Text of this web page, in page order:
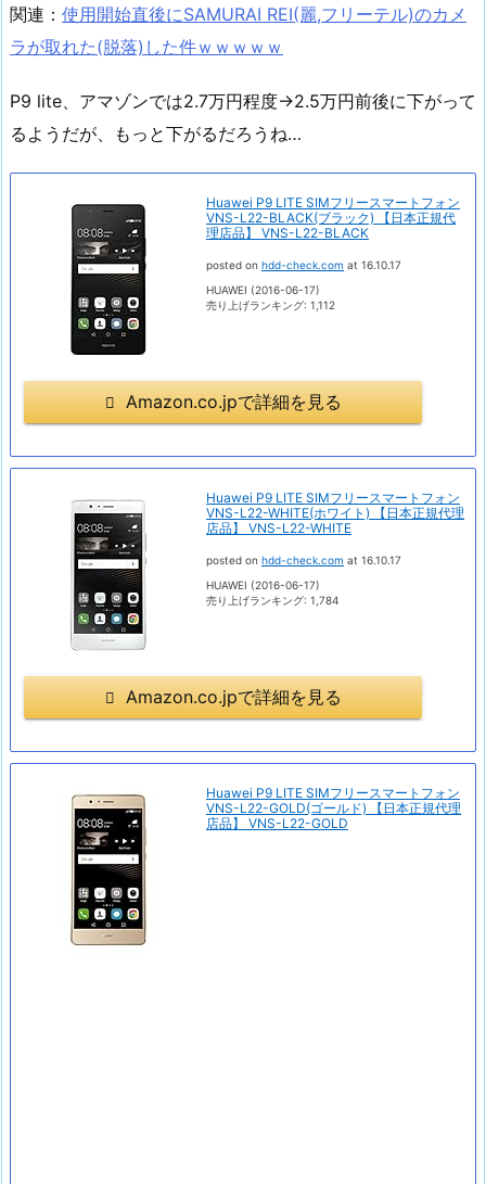
関連： 使用開始直後にSAMURAI REI(麗,フリーテル)のカメ
ラが取れた(脱落)した件ｗｗｗｗｗ
P9 lite、アマゾンでは2.7万円程度→2.5万円前後に下がって
るようだが、もっと下がるだろうね…
Huawei P9 LITE SIMフリースマートフォン
VNS-L22-BLACK(ブラック) 【日本正規代
理店品】 VNS-L22-BLACK
posted on hdd-check.com at 16.10.17
HUAWEI (2016-06-17)
売り上げランキング: 1,112
Amazon.co.jpで詳細を見る
Huawei P9 LITE SIMフリースマートフォン
VNS-L22-WHITE(ホワイト) 【日本正規代理
店品】 VNS-L22-WHITE
posted on hdd-check.com at 16.10.17
HUAWEI (2016-06-17)
売り上げランキング: 1,784
Amazon.co.jpで詳細を見る
Huawei P9 LITE SIMフリースマートフォン
VNS-L22-GOLD(ゴールド) 【日本正規代理
店品】 VNS-L22-GOLD